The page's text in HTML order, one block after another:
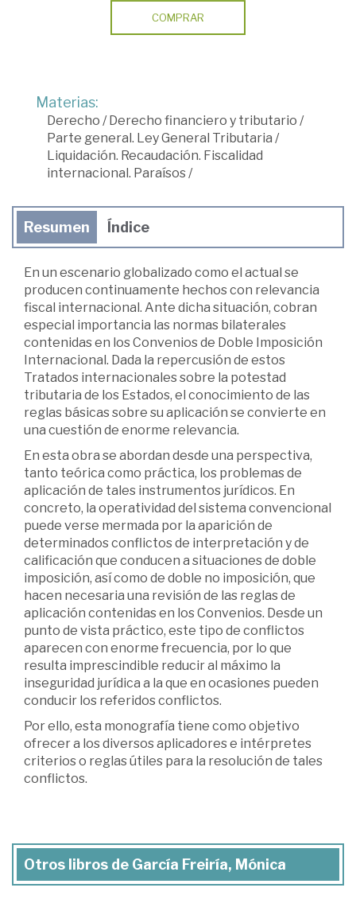
COMPRAR
Materias:
Derecho / Derecho financiero y tributario /
Parte general. Ley General Tributaria /
Liquidación. Recaudación. Fiscalidad
internacional. Paraísos/
Resumen Índice
En un escenario globalizado como el actual se
producen continuamente hechos con relevancia
fiscal internacional. Ante dicha situación, cobran
especial importancia las normas bilaterales
contenidas en los Convenios de Doble Imposición
Internacional. Dada la repercusión de estos
Tratados internacionales sobre la potestad
tributaria de los Estados, el conocimiento de las
reglas básicas sobre su aplicación se convierte en
una cuestión de enorme relevancia.
En esta obra se abordan desde una perspectiva,
tanto teórica como práctica, los problemas de
aplicación de tales instrumentos jurídicos. En
concreto, la operatividad del sistema convencional
puede verse mermada por la aparición de
determinados conflictos de interpretación y de
calificación que conducen a situaciones de doble
imposición, así como de doble no imposición, que
hacen necesaria una revisión de las reglas de
aplicación contenidas en los Convenios. Desde un
punto de vista práctico, este tipo de conflictos
aparecen con enorme frecuencia, por lo que
resulta imprescindible reducir al máximo la
inseguridad jurídica a la que en ocasiones pueden
conducir los referidos conflictos.
Por ello, esta monografía tiene como objetivo
ofrecer a los diversos aplicadores e intérpretes
criterios o reglas útiles para la resolución de tales
conflictos.
Otros libros de García Freiría, Mónica